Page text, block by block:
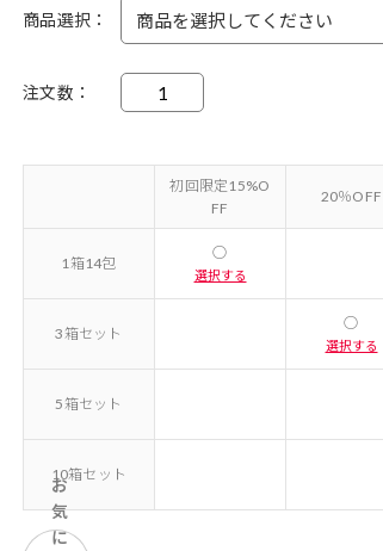
商品選択
注文数
初回限定15%O
FF
20％OFF
1箱14包
○
選択する
3箱セット
○
選択する
5箱セット
10箱セット
お
気
に